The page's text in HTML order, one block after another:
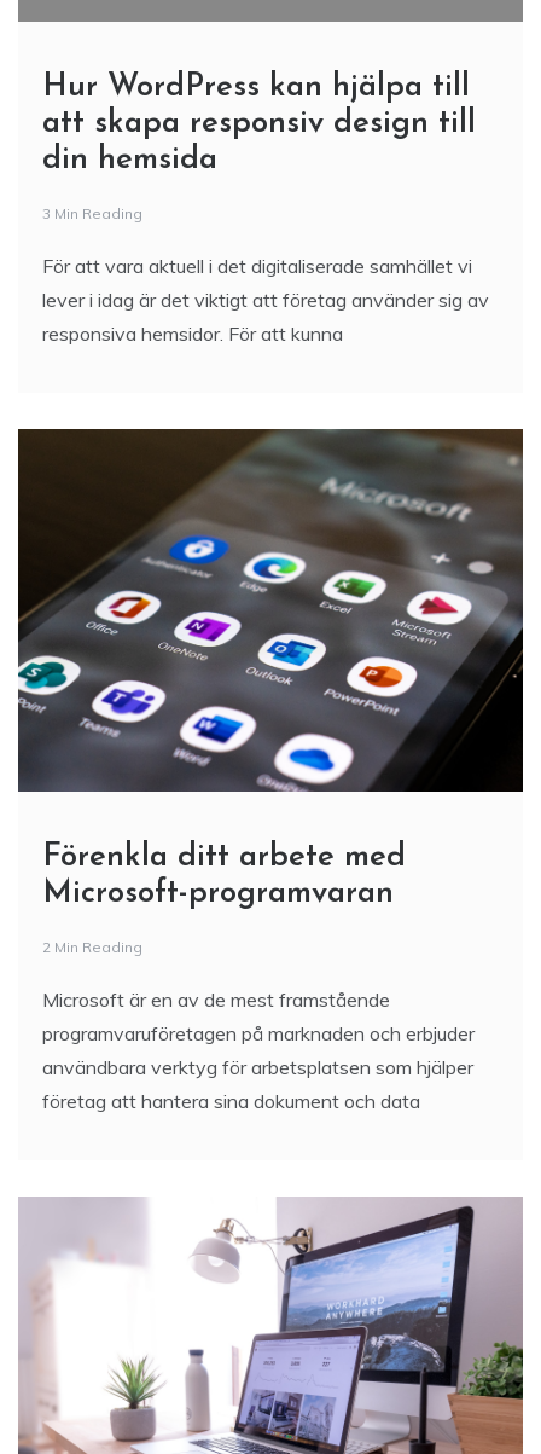
Hur WordPress kan hjälpa till
att skapa responsiv design till
din hemsida
3 Min Reading
För att vara aktuell i det digitaliserade samhället vi
lever i idag är det viktigt att företag använder sig av
responsiva hemsidor. För att kunna
Förenkla ditt arbete med
Microsoft-programvaran
2 Min Reading
Microsoft är en av de mest framstående
programvaruföretagen på marknaden och erbjuder
användbara verktyg för arbetsplatsen som hjälper
företag att hantera sina dokument och data